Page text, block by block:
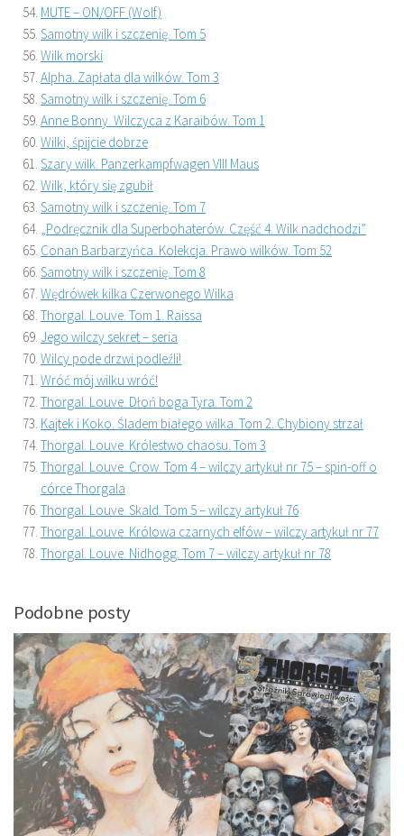
MUTE – ON/OFF (Wolf)
Samotny wilk i szczenię. Tom 5
Wilk morski
Alpha. Zapłata dla wilków. Tom 3
Samotny wilk i szczenię. Tom 6
Anne Bonny. Wilczyca z Karaibów. Tom 1
Wilki, śpijcie dobrze
Szary wilk. Panzerkampfwagen VIII Maus
Wilk, który się zgubił
Samotny wilk i szczenię. Tom 7
„Podręcznik dla Superbohaterów. Część 4. Wilk nadchodzi”
Conan Barbarzyńca. Kolekcja. Prawo wilków. Tom 52
Samotny wilk i szczenię. Tom 8
Wędrówek kilka Czerwonego Wilka
Thorgal. Louve. Tom 1. Raissa
Jego wilczy sekret – seria
Wilcy pode drzwi podleźli!
Wróć mój wilku wróć!
Thorgal. Louve. Dłoń boga Tyra. Tom 2
Kajtek i Koko. Śladem białego wilka. Tom 2. Chybiony strzał
Thorgal. Louve. Królestwo chaosu. Tom 3
Thorgal. Louve. Crow. Tom 4 – wilczy artykuł nr 75 – spin-off o
córce Thorgala
Thorgal. Louve. Skald. Tom 5 – wilczy artykuł 76
Thorgal. Louve. Królowa czarnych elfów – wilczy artykuł nr 77
Thorgal. Louve. Nidhogg. Tom 7 – wilczy artykuł nr 78
Podobne posty